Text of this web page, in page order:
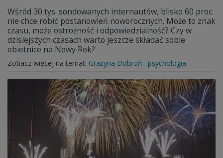
Wśród 30 tys. sondowanych internautów, blisko 60 proc.
nie chce robić postanowień noworocznych. Może to znak
czasu, może ostrożność i odpowiedzialność? Czy w
dzisiejszych czasach warto jeszcze składać sobie
obietnice na Nowy Rok?
Zobacz więcej na temat: Grażyna Dobroń psychologia